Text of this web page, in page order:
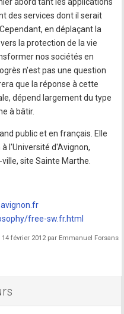
des services dont il serait
en déplaçant la
la protection de la vie
nos sociétés en
n'est pas une question
que la réponse à cette
dépend largement du type
à bâtir.
public et en français. Elle
l'Université d'Avignon,
site Sainte Marthe.
free-sw.fr.html
14 février 2012 par Emmanuel Forsans